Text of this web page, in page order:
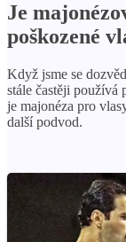
Je
poškozené
Když jsme se
stále častěji používá
je majonéza pro
další podvod.